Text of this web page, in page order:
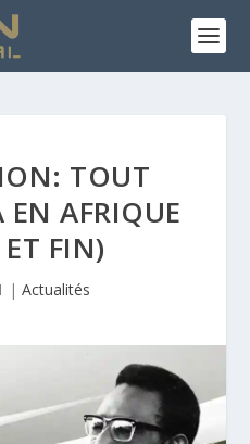
TOUT
AFRIQUE
FIN)
| Actualités